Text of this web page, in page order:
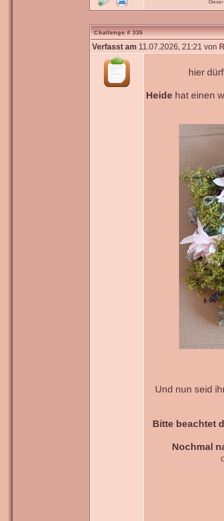
Challenge # 335
Verfasst am 11.07.2026, 21:21 von
hier
Heide hat einen
Und nun seid
Bitte beachtet
Nochmal